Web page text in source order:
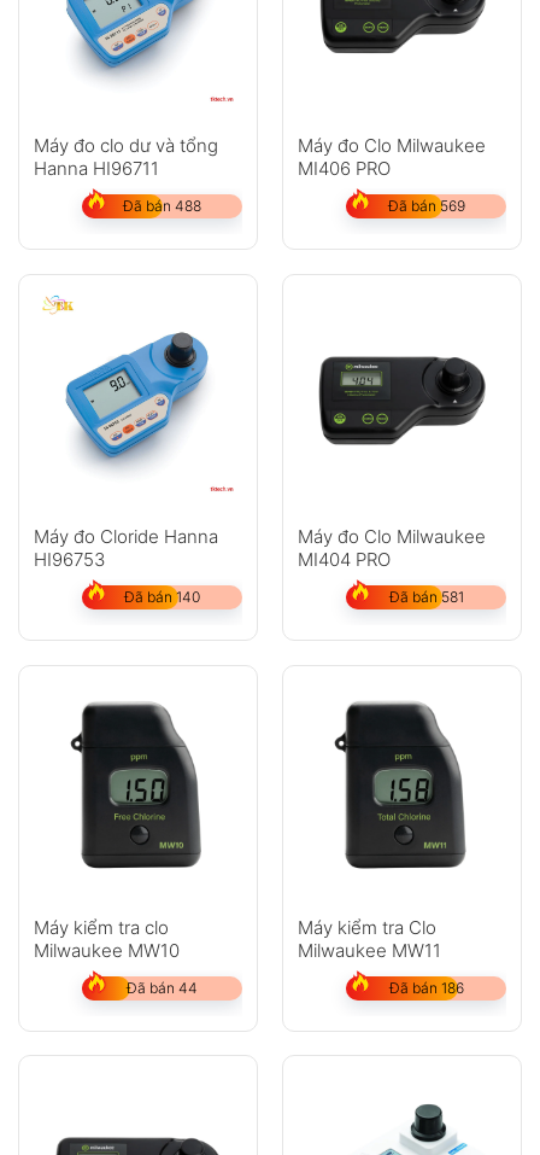
Máy đo clo dư và tổng
Hanna HI96711
Đã bán 488
Máy đo Clo Milwaukee
MI406 PRO
Đã bán 569
Máy đo Cloride Hanna
HI96753
Đã bán 140
Máy đo Clo Milwaukee
MI404 PRO
Đã bán 581
Máy kiểm tra clo
Milwaukee MW10
Đã bán 44
Máy kiểm tra Clo
Milwaukee MW11
Đã bán 186